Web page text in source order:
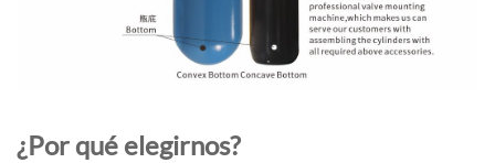
¿Por qué elegirnos?